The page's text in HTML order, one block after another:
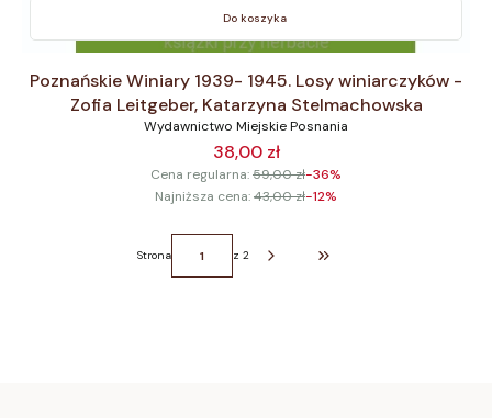
Do koszyka
Poznańskie Winiary 1939- 1945. Losy winiarczyków -
Zofia Leitgeber, Katarzyna Stelmachowska
Wydawnictwo Miejskie Posnania
38,00 zł
Cena regularna:59,00 zł-36%
Najniższa cena:43,00 zł-12%
Strona z 2
Przejdź do ostatniej strony z